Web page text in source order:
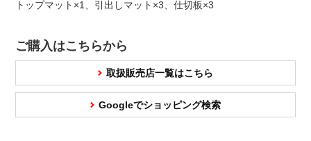
トップマット×1、引出しマット×3、仕切板×3
ご購入はこちらから
取扱販売店一覧はこちら
Googleでショッピング検索